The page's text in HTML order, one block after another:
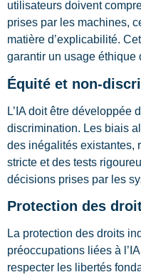
utilisateurs doivent
prises par les machines,
matière d’explicabilité.
garantir un usage éthique
Équité et non-
L’IA doit être développée
discrimination. Les biais
des inégalités existantes,
stricte et des tests
décisions prises par les
Protection des
La protection des droits
préoccupations liées à
respecter les libertés